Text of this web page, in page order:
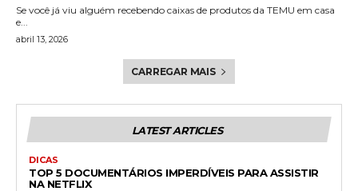
Se você já viu alguém recebendo caixas de produtos da TEMU em casa
e...
abril 13, 2026
CARREGAR MAIS
LATEST ARTICLES
DICAS
TOP 5 DOCUMENTÁRIOS IMPERDÍVEIS PARA ASSISTIR
NA NETFLIX